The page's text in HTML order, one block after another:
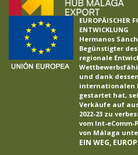
EUROPÄISCHER
ENTWICKLUNG
Hermanos
Begünstigter
regionale
und dank
internationalen
gestartet hat,
Verkäufe auf
2022-23 zu
vom Int-
von Málaga
EIN WEG,